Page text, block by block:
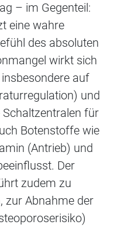
– im Gegenteil:
eine wahre
des absoluten
wirkt sich
auf
und
Schaltzentralen für
Botenstoffe wie
(Antrieb) und
Der
zudem zu
zur Abnahme der